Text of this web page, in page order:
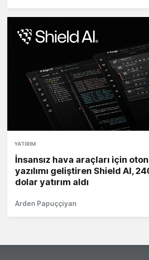
YATIRIM
İnsansız hava araçları için
yazılımı geliştiren Shield AI,
dolar yatırım aldı
Arden Papuççiyan